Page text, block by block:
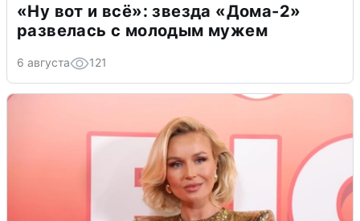
«Ну вот и всё»: звезда «Дома-2»
развелась с молодым мужем
6 августа 121